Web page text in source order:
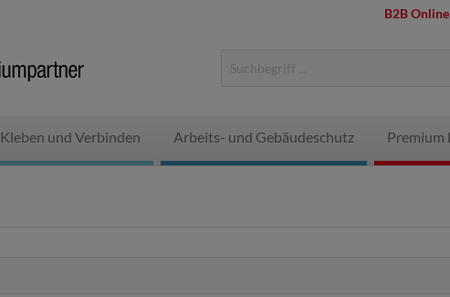
B2B
Kleben und Verbinden Arbeits- und Gebäudeschutz Premium